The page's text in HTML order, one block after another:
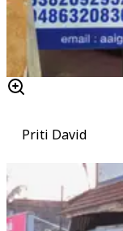
Priti David